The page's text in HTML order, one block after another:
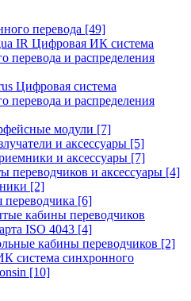
перевода [49]
IR Цифровая ИК система
перевода и распределения
Цифровая система
перевода и распределения
модули [7]
и аксессуары [5]
и аксессуары [7]
переводчиков и аксессуары [4]
[2]
[6]
кабины переводчиков
ISO 4043 [4]
кабины переводчиков [2]
система синхронного
[10]